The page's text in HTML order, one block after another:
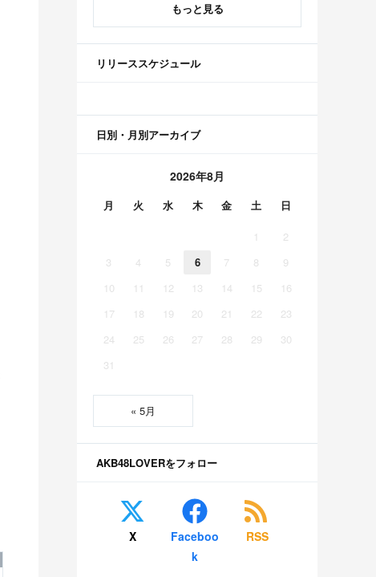
もっと見る
リリーススケジュール
日別・月別アーカイブ
2026年8月
月 火 水 木 金 土 日
1
2
3
4 5 6 7 8
9
10
11 12 13 14 15
16
17
18 19 20 21 22
23
24
25 26 27 28 29
30
31
« 5月
AKB48LOVERをフォロー
X
Faceboo
k
RSS